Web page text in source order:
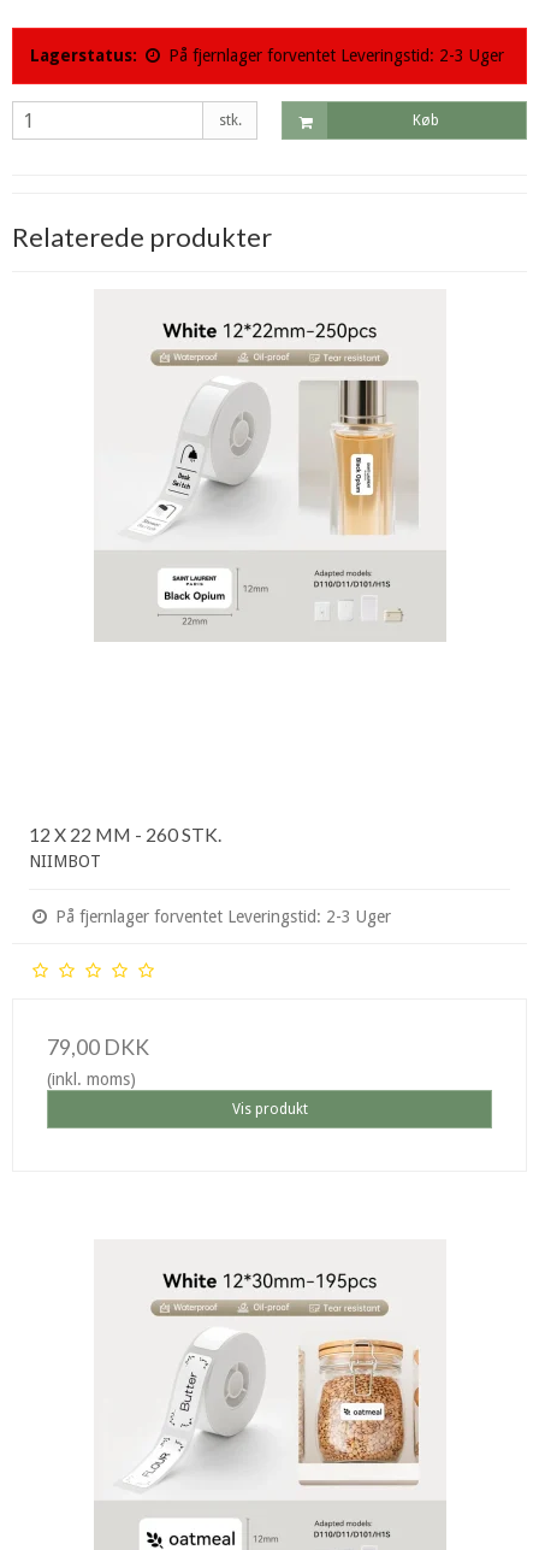
Lagerstatus: På fjernlager forventet Leveringstid: 2-3 Uger
stk. Køb
Relaterede produkter
12 X 22 MM - 260 STK.
NIIMBOT
På fjernlager forventet Leveringstid: 2-3 Uger
79,00 DKK
(inkl. moms)
Vis produkt